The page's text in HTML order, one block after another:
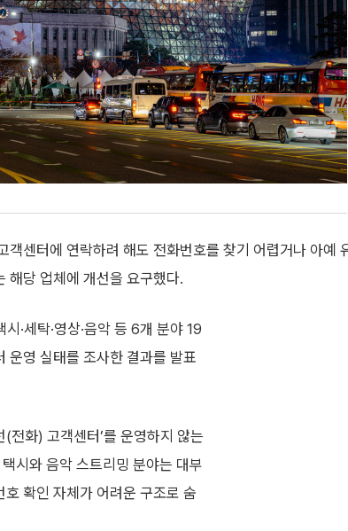
센터에 연락하려 해도 전화번호를 찾기 어렵거나 아예
해당 업체에 개선을 요구했다.
·세탁·영상·음악 등 6개 분야 19
운영 실태를 조사한 결과를 발표
전화) 고객센터’를 운영하지 않는
시와 음악 스트리밍 분야는 대부
확인 자체가 어려운 구조로 숨